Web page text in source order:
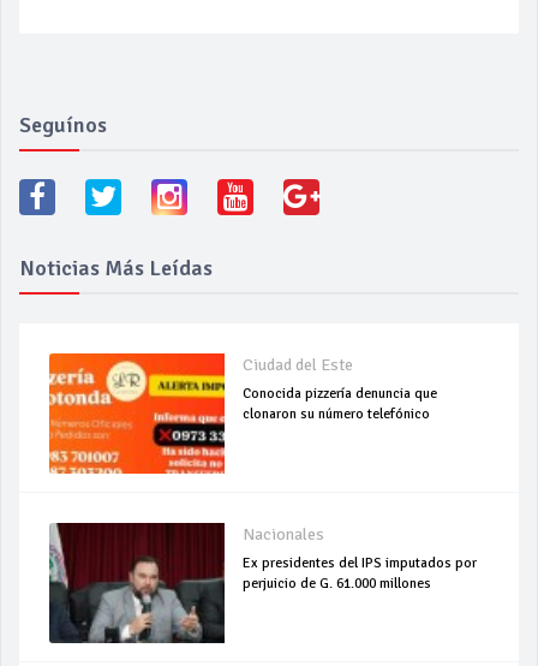
Seguínos
Noticias Más Leídas
Ciudad del Este
Conocida pizzería denuncia que
clonaron su número telefónico
Nacionales
Ex presidentes del IPS imputados por
perjuicio de G. 61.000 millones